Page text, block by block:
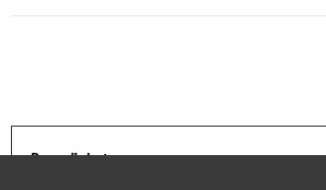
Demnächst